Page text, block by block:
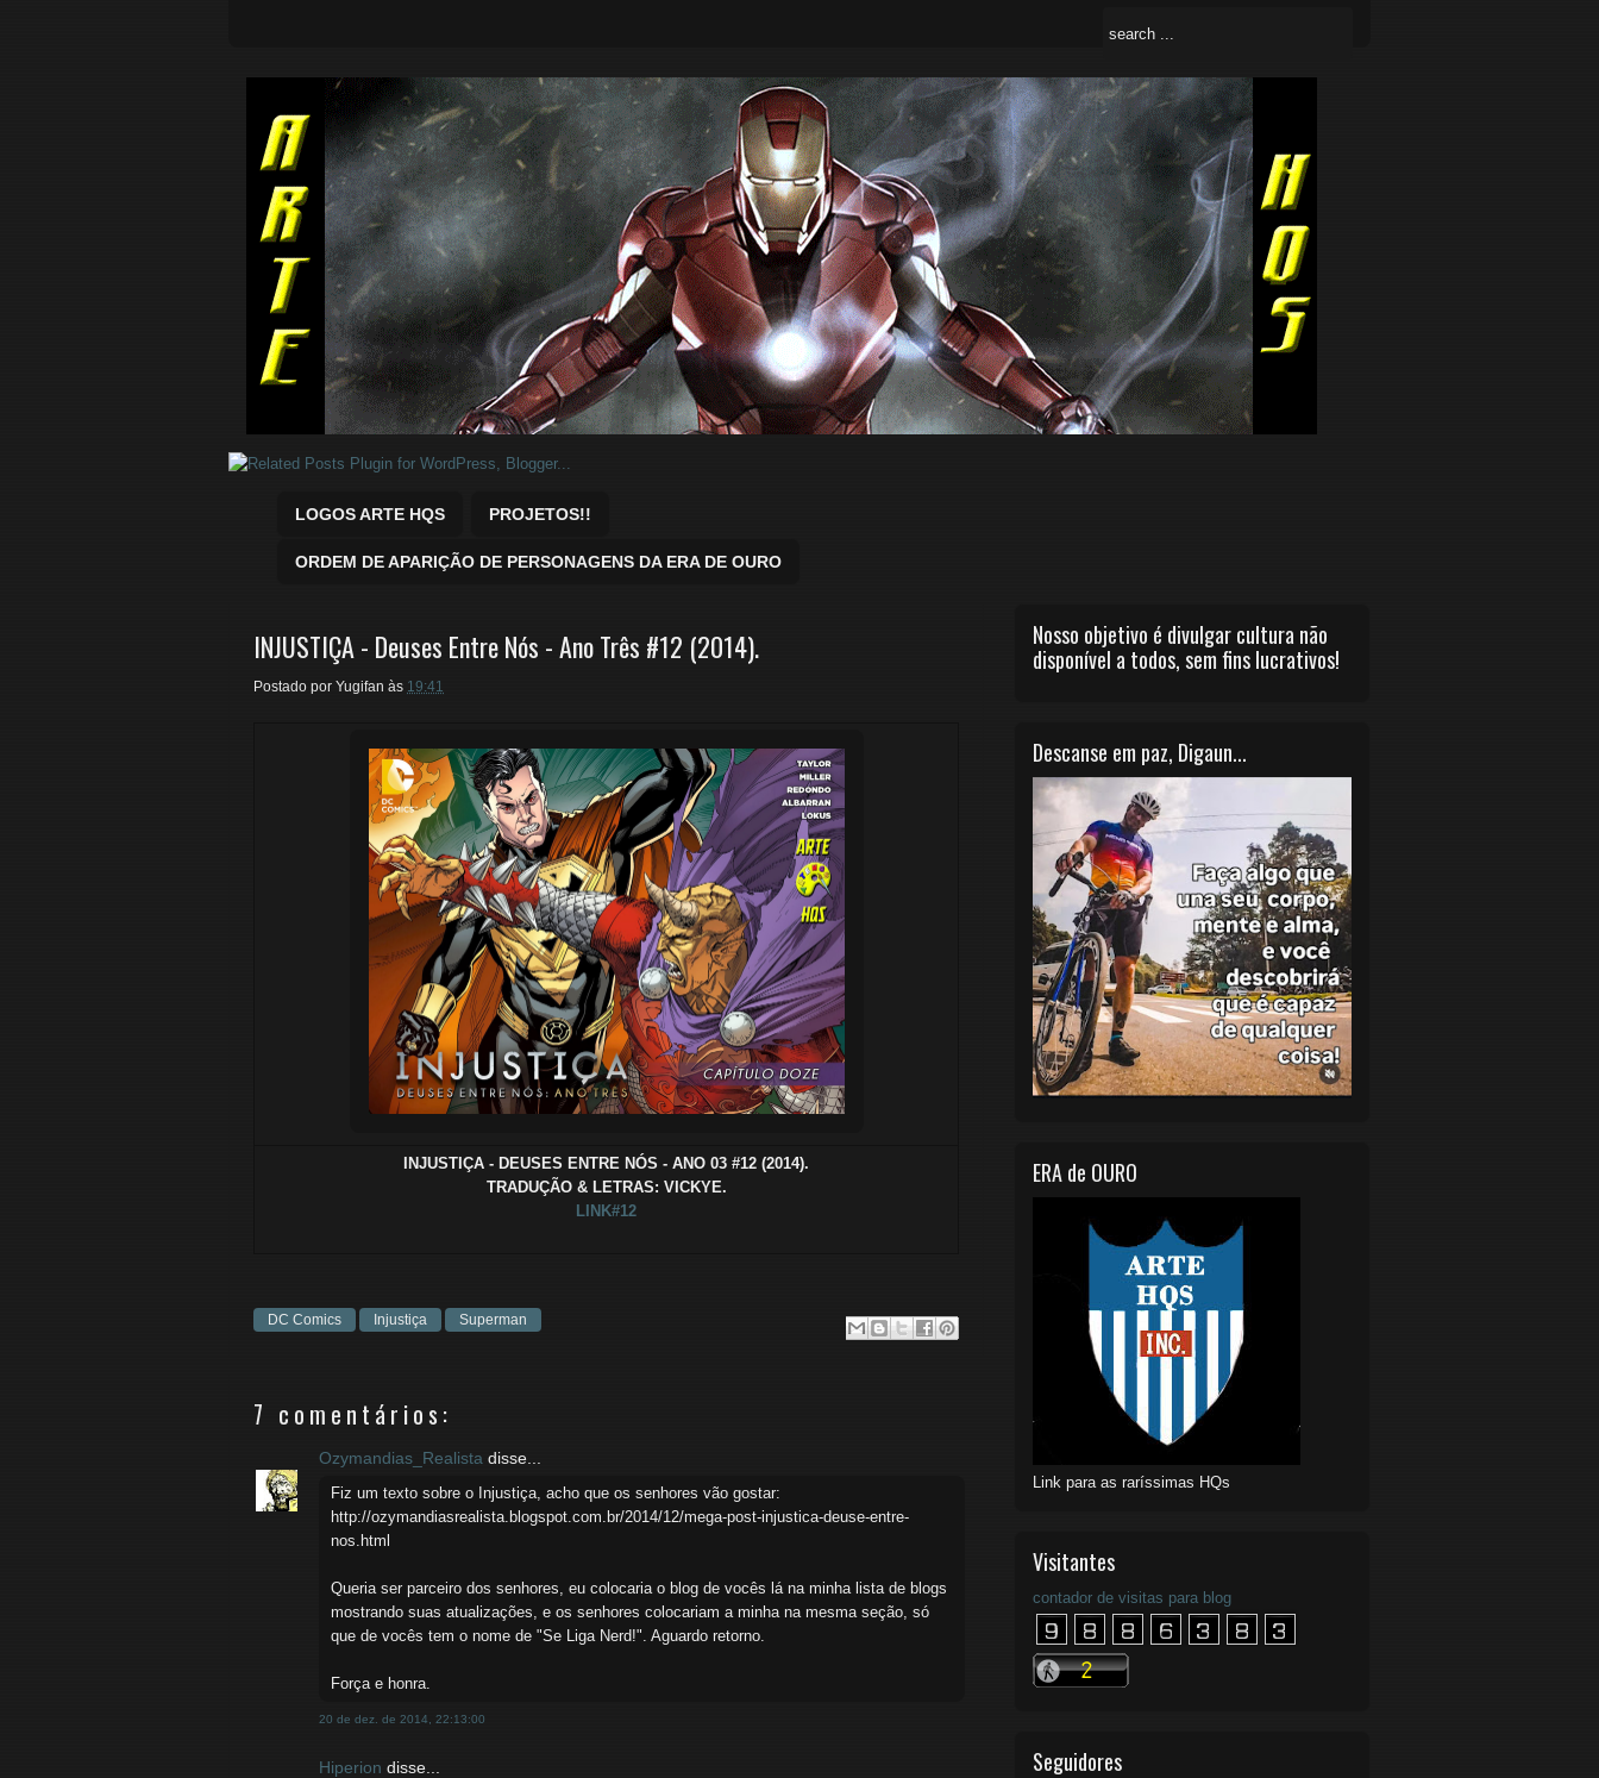
Quadrinhos Marvel e DC para baixar.
LOGOS ARTE HQS PROJETOS!!
ORDEM DE APARIÇÃO DE PERSONAGENS DA ERA DE OURO
INJUSTIÇA - Deuses Entre Nós - Ano Três #12 (2014).
Postado por Yugifan às 19:41
INJUSTIÇA - DEUSES ENTRE NÓS - ANO 03 #12 (2014).
TRADUÇÃO & LETRAS: VICKYE.
LINK#12
DC Comics Injustiça Superman
7 comentários:
Ozymandias_Realista disse...
Fiz um texto sobre o Injustiça, acho que os senhores vão gostar:
http://ozymandiasrealista.blogspot.com.br/2014/12/mega-post-injustica-deuse-entre-
nos.html
Queria ser parceiro dos senhores, eu colocaria o blog de vocês lá na minha lista de blogs
mostrando suas atualizações, e os senhores colocariam a minha na mesma seção, só
que de vocês tem o nome de "Se Liga Nerd!". Aguardo retorno.
Força e honra.
20 de dez. de 2014, 22:13:00
Hiperion disse...
Nosso objetivo é divulgar cultura não
disponível a todos, sem fins lucrativos!
Descanse em paz, Digaun...
ERA de OURO
Link para as raríssimas HQs
Visitantes
contador de visitas para blog
Seguidores